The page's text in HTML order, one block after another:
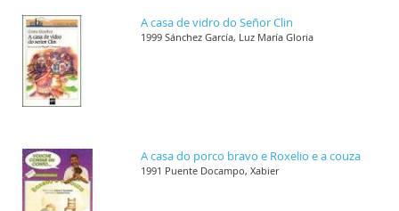
A casa de vidro do Señor Clin
1999 Sánchez García, Luz María Gloria
A casa do porco bravo e Roxelio e a couza
1991 Puente Docampo, Xabier